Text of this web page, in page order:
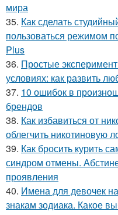
мира
35. Как сделать
пользоваться режимом
Plus
36. Простые
условиях: как развить
37. 10 ошибок в
брендов
38. Как избавиться от
облегчить никотиновую
39. Как бросить курить
синдром отмены.
проявления
40. Имена для девочек
знакам зодиака. Какое